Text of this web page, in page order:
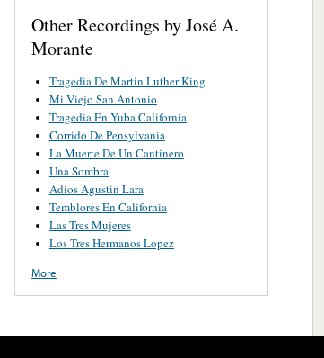
Other Recordings by José A.
Morante
Tragedia De Martin Luther King
Mi Viejo San Antonio
Tragedia En Yuba California
Corrido De Pensylvania
La Muerte De Un Cantinero
Una Sombra
Adios Agustin Lara
Temblores En California
Las Tres Mujeres
Los Tres Hermanos Lopez
More